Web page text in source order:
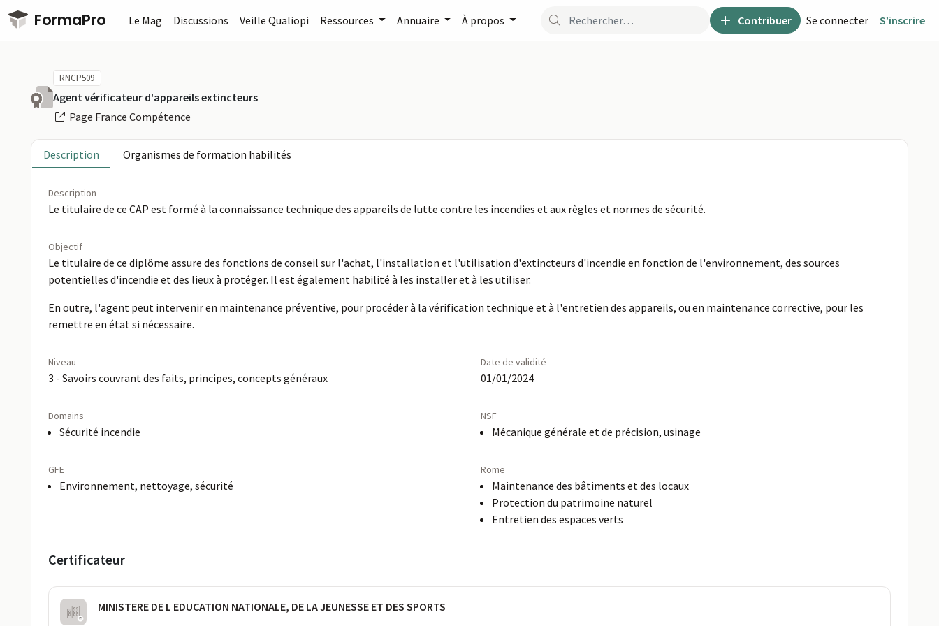
Passer au contenu principal
FormaPro Contribuer Se connecter S’inscrire
Le Mag Discussions Veille Qualiopi Ressources Annuaire À propos
RNCP509
Agent vérificateur d'appareils extincteurs
Page France Compétence
Description Organismes de formation habilités
Description
Le titulaire de ce CAP est formé à la connaissance technique des appareils de lutte contre les incendies et aux règles et normes de sécurité.
Objectif
Le titulaire de ce diplôme assure des fonctions de conseil sur l'achat, l'installation et l'utilisation d'extincteurs d'incendie en fonction de l'environnement, des sources
potentielles d'incendie et des lieux à protéger. Il est également habilité à les installer et à les utiliser.
En outre, l'agent peut intervenir en maintenance préventive, pour procéder à la vérification technique et à l'entretien des appareils, ou en maintenance corrective, pour les
remettre en état si nécessaire.
Niveau
3 - Savoirs couvrant des faits, principes, concepts généraux
Date de validité
01/01/2024
Domains
Sécurité incendie
NSF
Mécanique générale et de précision, usinage
GFE
Environnement, nettoyage, sécurité
Rome
Maintenance des bâtiments et des locaux
Protection du patrimoine naturel
Entretien des espaces verts
Certificateur
MINISTERE DE L EDUCATION NATIONALE, DE LA JEUNESSE ET DES SPORTS